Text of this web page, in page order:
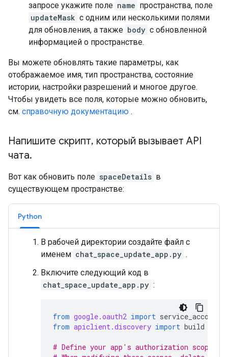
запросе укажите поле name пространства, поле
updateMask с одним или несколькими полями
для обновления, а также body с обновленной
информацией о пространстве.
Вы можете обновлять такие параметры, как
отображаемое имя, тип пространства, состояние
истории, настройки разрешений и многое другое.
Чтобы увидеть все поля, которые можно обновить,
см. справочную документацию .
Напишите скрипт, который вызывает API
чата.
Вот как обновить поле spaceDetails в
существующем пространстве:
Python
В рабочей директории создайте файл с
именем chat_space_update_app.py .
Включите следующий код в
chat_space_update_app.py :
from google.oauth2 import service_account
from apiclient.discovery import build
# Define your app's authorization scopes.